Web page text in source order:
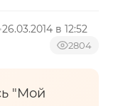
26.03.2014 в 12:52
2804
"Мой